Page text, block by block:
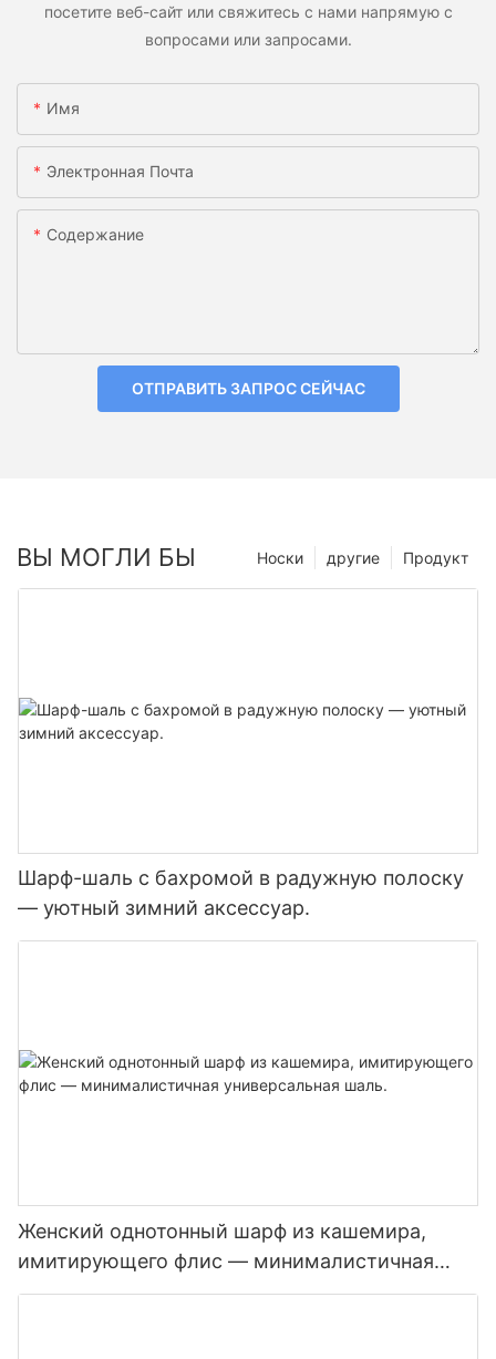
посетите веб-сайт или свяжитесь с нами напрямую с
вопросами или запросами.
Имя
Электронная Почта
Содержание
ОТПРАВИТЬ ЗАПРОС СЕЙЧАС
ВЫ МОГЛИ БЫ Продукт
другие
Носки
Шарф-шаль с бахромой в радужную полоску
— уютный зимний аксессуар.
Женский однотонный шарф из кашемира,
имитирующего флис — минималистичная
универсальная шаль.